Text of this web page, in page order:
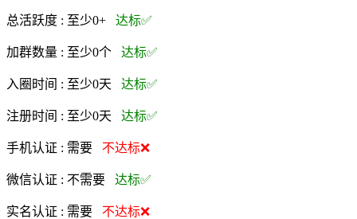
总活跃度 : 至少0+ 达标✅
加群数量 : 至少0个 达标✅
入圈时间 : 至少0天 达标✅
注册时间 : 至少0天 达标✅
手机认证 : 需要 不达标❌
微信认证 : 不需要 达标✅
实名认证 : 需要 不达标❌